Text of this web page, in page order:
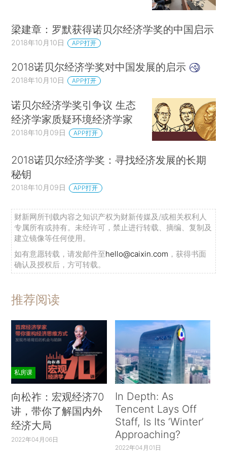
_Prize_winners_in_Economics
prizes-in-economic-sciences/?
utm_source=lasindias.info%2Fblog
Nobel Prize winners in Economics
the-Nobel-Prize-for-Economics-1856936
https：//en.wikipedia.org/wiki/Committee
for the Prize in Economic Sciences in Memory of
Alfred Nobel
mic-sciences/
https：//www.livescience.com/16365-
nobel-prize-economics-list.html
aea/honors-awards/bates-clark
https：//economics.stackexchange.com/questio
梁建章：罗默获得诺贝尔经济学奖的中国启示
2018年10月10日 APP打开
2018诺贝尔经济学奖对中国发展的启示
2018年10月10日 APP打开
诺贝尔经济学奖引争议 生态
经济学家质疑环境经济学家
2018年10月09日 APP打开
2018诺贝尔经济学奖：寻找经济发展的长期
秘钥
2018年10月09日 APP打开
财新网所刊载内容之知识产权为财新传媒及/或相关权利人
专属所有或持有。未经许可，禁止进行转载、摘编、复制及
建立镜像等任何使用。
如有意愿转载，请发邮件至hello@caixin.com ，获得书面
确认及授权后，方可转载。
推荐阅读
私房课
向松祚：宏观经济70
讲，带你了解国内外
经济大局
2022年04月06日
In Depth: As
Tencent Lays Off
Staff, Is Its ‘Winter’
Approaching?
2022年04月01日